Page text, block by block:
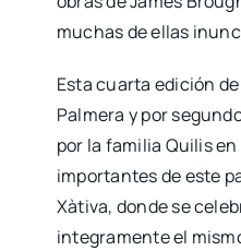
muchas de ellas
Esta cuar­ta edi­ción
Pal­me­ra y por
por la fami­lia Qui­lis
impor­tan­tes de este
Xà­ti­va, don­de se
inte­gra­men­te el